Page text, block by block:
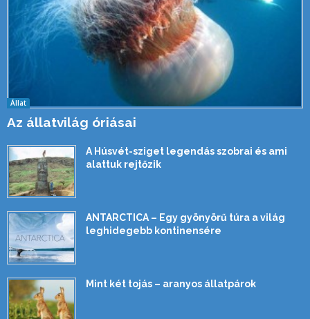
Állat
Az állatvilág óriásai
A Húsvét-sziget legendás szobrai és ami
alattuk rejtőzik
ANTARCTICA – Egy gyönyörű túra a világ
leghidegebb kontinensére
Mint két tojás – aranyos állatpárok